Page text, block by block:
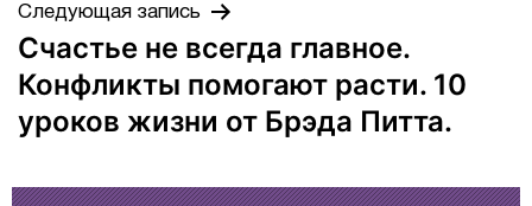
Следующая запись
Счастье не всегда главное.
Конфликты помогают расти. 10
уроков жизни от Брэда Питта.